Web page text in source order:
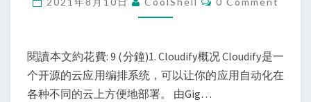
用
基
础
架
閱讀本文約花費: 9 (分鐘)1. Cloudify概况 Cloudify是一
个开源的云应用编排系统，可以让你的应用自动化在
各种不同的云上方便地部署。 由Gig…